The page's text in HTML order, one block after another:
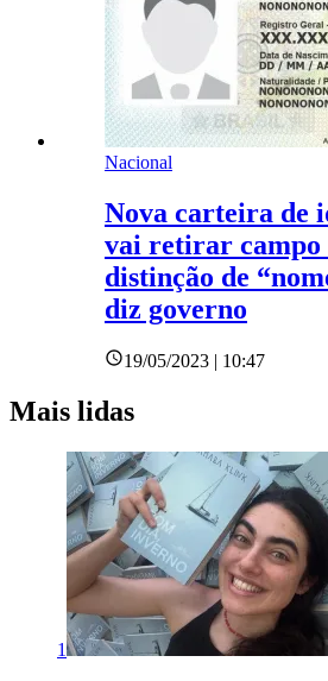
Nacional
Nova carteira de
vai retirar campo
distinção de
diz governo
19/05/2023 | 10:47
Mais lidas
1